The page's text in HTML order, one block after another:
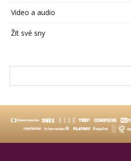
Video a audio
Žít své sny